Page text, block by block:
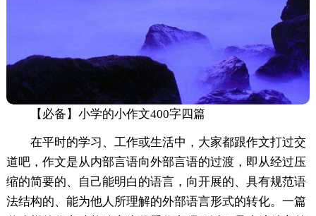
【必备】小学的小作文400字四篇
在平时的学习、工作或生活中，大家都跟作文打过交
道吧，作文是从内部言语向外部言语的过渡，即从经过压
缩的简要的、自己能明白的语言，向开展的、具有规范语
法结构的、能为他人所理解的外部语言形式的转化。一篇